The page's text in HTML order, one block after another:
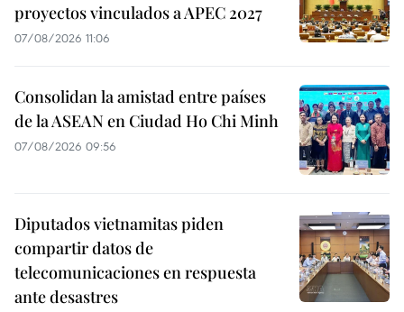
proyectos vinculados a APEC 2027
07/08/2026 11:06
Consolidan la amistad entre países
de la ASEAN en Ciudad Ho Chi Minh
07/08/2026 09:56
Diputados vietnamitas piden
compartir datos de
telecomunicaciones en respuesta
ante desastres